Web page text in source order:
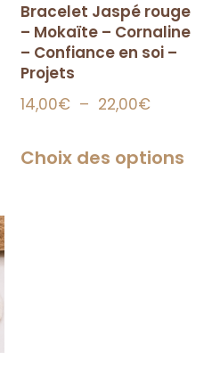
Bracelet Jaspé rouge
– Mokaïte – Cornaline
– Confiance en soi –
Projets
14,00€ – 22,00€
Choix des options